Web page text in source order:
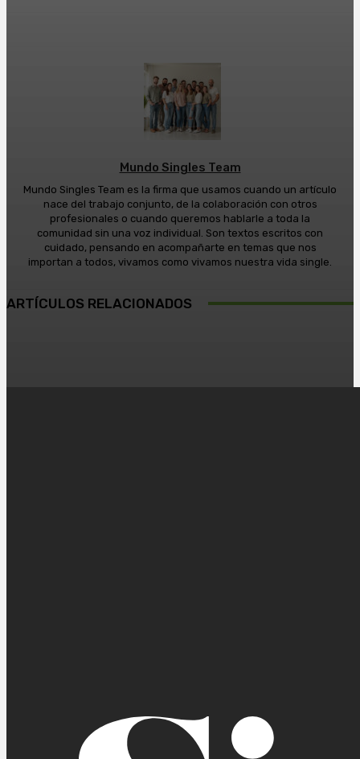
Mundo Singles Team
Mundo Singles Team es la firma que usamos cuando un artículo
nace del trabajo conjunto, de la colaboración con otros
profesionales o cuando queremos hablarle a toda la
comunidad sin una voz individual. Son textos escritos con
cuidado, pensando en acompañarte en temas que nos
importan a todos, vivamos como vivamos nuestra vida single.
ARTÍCULOS RELACIONADOS